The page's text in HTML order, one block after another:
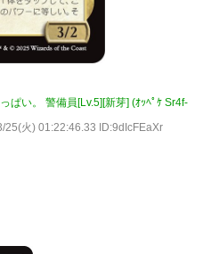
ぱい。 警備員[Lv.5][新芽] (ｵｯﾍﾟｹ Sr4f-
25(火) 01:22:46.33 ID:9dIcFEaXr